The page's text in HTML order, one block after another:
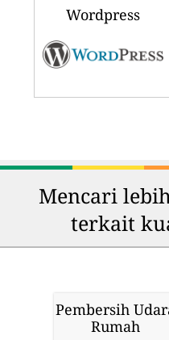
Wordpress
Mencari
terkait
Pembersih
Rumah